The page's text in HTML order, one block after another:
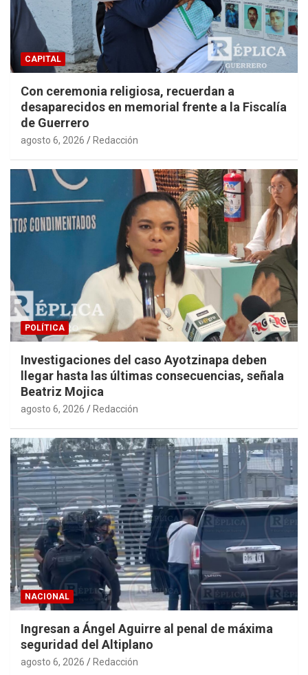
CAPITAL
Con ceremonia religiosa, recuerdan a
desaparecidos en memorial frente a la Fiscalía
de Guerrero
agosto 6, 2026 Redacción
POLÍTICA
Investigaciones del caso Ayotzinapa deben
llegar hasta las últimas consecuencias, señala
Beatriz Mojica
agosto 6, 2026 Redacción
NACIONAL
Ingresan a Ángel Aguirre al penal de máxima
seguridad del Altiplano
agosto 6, 2026 Redacción